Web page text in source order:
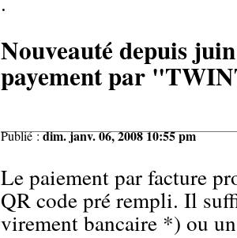
Nouveauté depuis
payement par
Publié :dim. janv. 06, 2008 10:55 pm
Le paiement par facture
QR code pré rempli. Il
virement bancaire *) ou